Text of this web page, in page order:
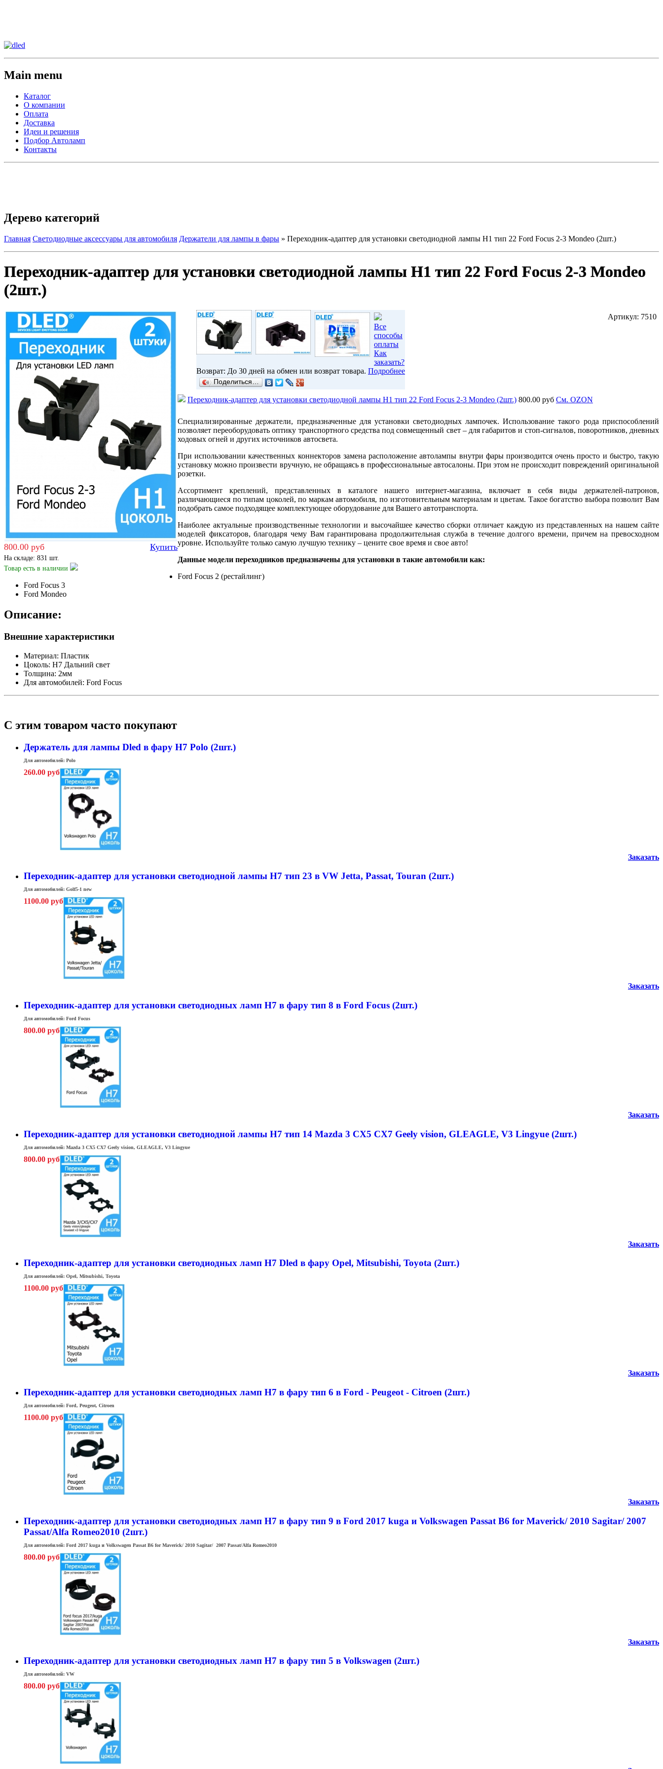
Main menu
Каталог
О компании
Оплата
Доставка
Идеи и решения
Подбор Автоламп
Контакты
Дерево категорий
Главная Светодиодные аксессуары для автомобиля Держатели для лампы в фары » Переходник-адаптер для установки светодиодной лампы H1 тип 22 Ford Focus 2-3 Mondeo (2шт.)
Переходник-адаптер для установки светодиодной лампы H1 тип 22 Ford Focus 2-3 Mondeo
(2шт.)
Артикул: 7510
800.00 руб Купить
На складе: 831 шт.
Товар есть в наличии
Все
способы
оплаты
Как
заказать?
Возврат: До 30 дней на обмен или возврат товара. Подробнее
Поделиться…
Переходник-адаптер для установки светодиодной лампы H1 тип 22 Ford Focus 2-3 Mondeo (2шт.) 800.00 руб Cм. OZON
Специализированные держатели, предназначенные для установки светодиодных лампочек. Использование такого рода приспособлений
позволяет переоборудовать оптику транспортного средства под совмещенный свет – для габаритов и стоп-сигналов, поворотников, дневных
ходовых огней и других источников автосвета.
При использовании качественных коннекторов замена расположение автолампы внутри фары производится очень просто и быстро, такую
установку можно произвести вручную, не обращаясь в профессиональные автосалоны. При этом не происходит повреждений оригинальной
розетки.
Ассортимент креплений, представленных в каталоге нашего интернет-магазина, включает в себя виды держателей-патронов,
различающиеся по типам цоколей, по маркам автомобиля, по изготовительным материалам и цветам. Такое богатство выбора позволит Вам
подобрать самое подходящее комплектующее оборудование для Вашего автотранспорта.
Наиболее актуальные производственные технологии и высочайшее качество сборки отличает каждую из представленных на нашем сайте
моделей фиксаторов, благодаря чему Вам гарантирована продолжительная служба в течение долгого времени, причем на превосходном
уровне. Используйте только самую лучшую технику – цените свое время и свое авто!
Данные модели переходников предназначены для установки в такие автомобили как:
Ford Focus 2 (рестайлинг)
Ford Focus 3
Ford Mondeo
Описание:
Внешние характеристики
Материал: Пластик
Цоколь: H7 Дальний свет
Толщина: 2мм
Для автомобилей: Ford Focus
С этим товаром часто покупают
Держатель для лампы Dled в фару H7 Polo (2шт.)
Для автомобилей: Polo
260.00 руб
Заказать
Переходник-адаптер для установки светодиодной лампы H7 тип 23 в VW Jetta, Passat, Touran (2шт.)
Для автомобилей: Golf5-1 new
1100.00 руб
Заказать
Переходник-адаптер для установки светодиодных ламп H7 в фару тип 8 в Ford Focus (2шт.)
Для автомобилей: Ford Focus
800.00 руб
Заказать
Переходник-адаптер для установки светодиодной лампы H7 тип 14 Mazda 3 CX5 CX7 Geely vision, GLEAGLE, V3 Lingyue (2шт.)
Для автомобилей: Mazda 3 CX5 CX7 Geely vision, GLEAGLE, V3 Lingyue
800.00 руб
Заказать
Переходник-адаптер для установки светодиодных ламп H7 Dled в фару Opel, Mitsubishi, Toyota (2шт.)
Для автомобилей: Opel, Mitsubishi, Toyota
1100.00 руб
Заказать
Переходник-адаптер для установки светодиодных ламп H7 в фару тип 6 в Ford - Peugeot - Citroen (2шт.)
Для автомобилей: Ford, Peugeot, Citroen
1100.00 руб
Заказать
Переходник-адаптер для установки светодиодных ламп H7 в фару тип 9 в Ford 2017 kuga и Volkswagen Passat B6 for Maverick/ 2010 Sagitar/ 2007
Passat/Alfa Romeo2010 (2шт.)
Для автомобилей: Ford 2017 kuga и Volkswagen Passat B6 for Maverick/ 2010 Sagitar/ 2007 Passat/Alfa Romeo2010
800.00 руб
Заказать
Переходник-адаптер для установки светодиодных ламп H7 в фару тип 5 в Volkswagen (2шт.)
Для автомобилей: VW
800.00 руб